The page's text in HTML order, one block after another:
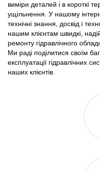
виміри деталей і в короткі
ущільнення. У нашому
технічні знання, досвід і
нашим клієнтам швидкі,
ремонту гідравлічного
Ми раді поділитися своїм
експлуатації гідравлічних
наших клієнтів.